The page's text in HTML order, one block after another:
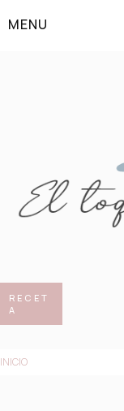
MENU
RECET
A
INICIO